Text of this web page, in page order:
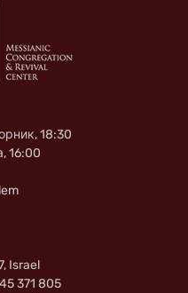
18:30
16:00
Israel
371 805